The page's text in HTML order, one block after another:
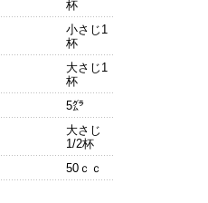
杯
小さじ1
杯
大さじ1
杯
5㌘
大さじ
1/2杯
50ｃｃ